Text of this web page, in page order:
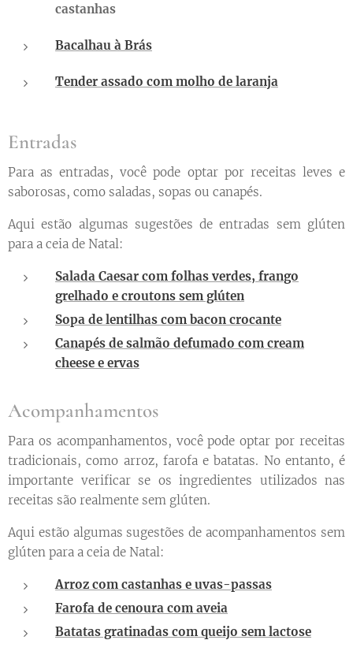
castanhas
Bacalhau à Brás
Tender assado com molho de laranja
Entradas
Para as entradas, você pode optar por receitas leves e
saborosas, como saladas, sopas ou canapés.
Aqui estão algumas sugestões de entradas sem glúten
para a ceia de Natal:
Salada Caesar com folhas verdes, frango
grelhado e croutons sem glúten
Sopa de lentilhas com bacon crocante
Canapés de salmão defumado com cream
cheese e ervas
Acompanhamentos
Para os acompanhamentos, você pode optar por receitas
tradicionais, como arroz, farofa e batatas. No entanto, é
importante verificar se os ingredientes utilizados nas
receitas são realmente sem glúten.
Aqui estão algumas sugestões de acompanhamentos sem
glúten para a ceia de Natal:
Arroz com castanhas e uvas-passas
Farofa de cenoura com aveia
Batatas gratinadas com queijo sem lactose